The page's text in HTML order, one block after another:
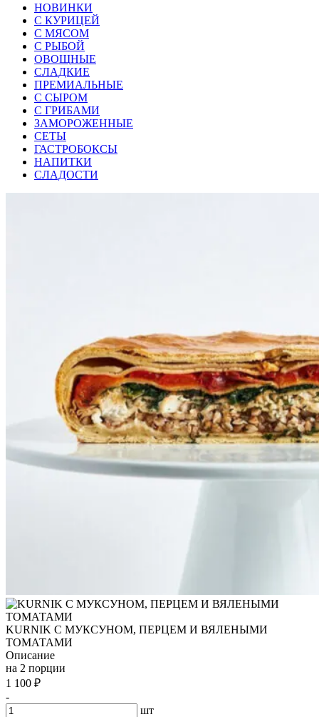
НОВИНКИ
С КУРИЦЕЙ
С МЯСОМ
С РЫБОЙ
ОВОЩНЫЕ
СЛАДКИЕ
ПРЕМИАЛЬНЫЕ
С СЫРОМ
С ГРИБАМИ
ЗАМОРОЖЕННЫЕ
СЕТЫ
ГАСТРОБОКСЫ
НАПИТКИ
СЛАДОСТИ
KURNIK С МУКСУНОМ, ПЕРЦЕМ И ВЯЛЕНЫМИ
ТОМАТАМИ
Описание
на 2 порции
1 100 ₽
-
шт